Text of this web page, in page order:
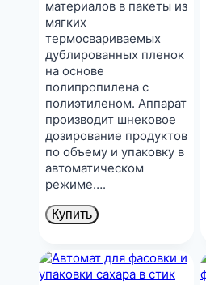
материалов в пакеты из
мягких
термосвариваемых
дублированных пленок
на основе
полипропилена с
полиэтиленом. Аппарат
производит шнековое
дозирование продуктов
по объему и упаковку в
автоматическом
режиме….
Купить